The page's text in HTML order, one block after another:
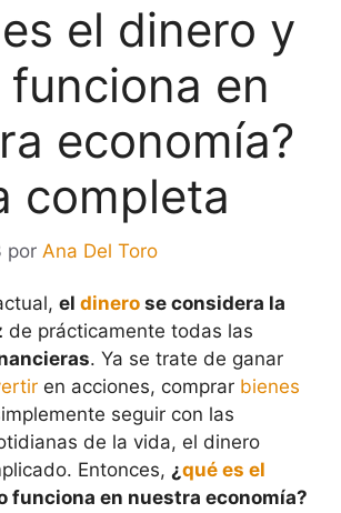
el dinero y
en
economía?
completa
por Ana Del Toro
el dinero se considera la
de prácticamente todas las
. Ya se trate de ganar
en acciones, comprar bienes
seguir con las
de la vida, el dinero
Entonces, ¿qué es el
funciona en nuestra economía?